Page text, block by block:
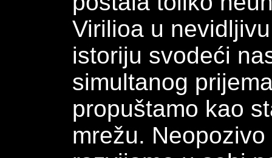
Virilioa u
istoriju svodeći
simultanog
propuštamo kao
mrežu.